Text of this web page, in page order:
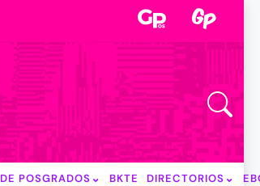
POSGRADOS BKTE DIRECTORIOS